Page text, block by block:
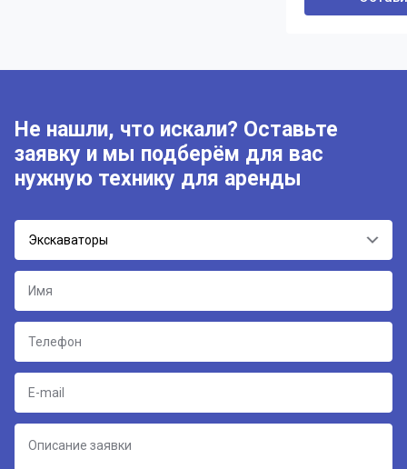
Не нашли, что искали? Оставьте
заявку и мы подберём для вас
нужную технику для аренды
Экскаваторы